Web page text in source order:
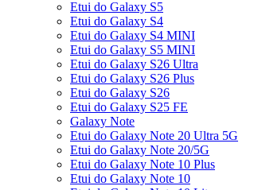
Etui do Galaxy S5
Etui do Galaxy S4
Etui do Galaxy S4 MINI
Etui do Galaxy S5 MINI
Etui do Galaxy S26 Ultra
Etui do Galaxy S26 Plus
Etui do Galaxy S26
Etui do Galaxy S25 FE
Galaxy Note
Etui do Galaxy Note 20 Ultra 5G
Etui do Galaxy Note 20/5G
Etui do Galaxy Note 10 Plus
Etui do Galaxy Note 10